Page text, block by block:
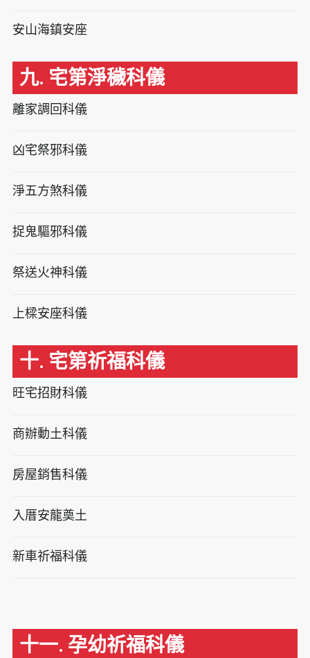
安山海鎮安座
九. 宅第淨穢科儀
離家調回科儀
凶宅祭邪科儀
淨五方煞科儀
捉鬼驅邪科儀
祭送火神科儀
上樑安座科儀
十. 宅第祈福科儀
旺宅招財科儀
商辦動土科儀
房屋銷售科儀
入厝安龍奠土
新車祈福科儀
十一. 孕幼祈福科儀